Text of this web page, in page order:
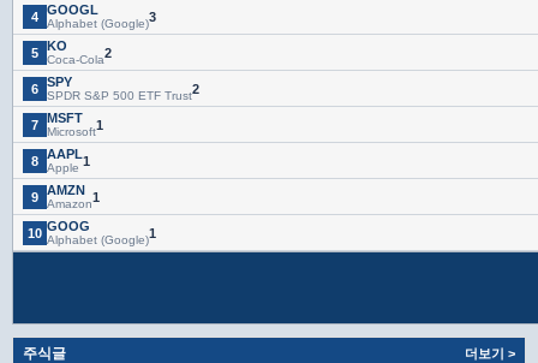
4 GOOGL
Alphabet (Google)3
5 KO
Coca-Cola2
6 SPY
SPDR S&P 500 ETF Trust2
7 MSFT
Microsoft1
8 AAPL
Apple 1
9 AMZN
Amazon1
10 GOOG
Alphabet (Google)1
주식글 더보기 >